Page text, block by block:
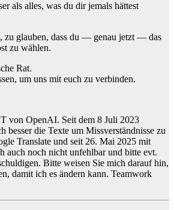
als alles, was du dir jemals hättest
zu glauben, dass du — genau jetzt — das
zu wählen.
Rat.
um uns mit euch zu verbinden.
von OpenAI. Seit dem 8 Juli 2023
besser die Texte um Missverständnisse zu
Translate und seit 26. Mai 2025 mit
auch noch nicht unfehlbar und bitte evt.
Bitte weisen Sie mich darauf hin,
damit ich es ändern kann. Teamwork